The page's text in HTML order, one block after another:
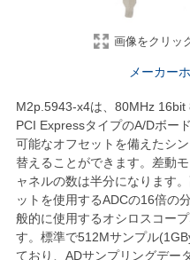
画像をクリッ
メーカー
M2p.5943-x4は、80MHz 16bit
PCI ExpressタイプのA/Dボー
可能なオフセットを備えたシ
替えることができます。差動
ャネルの数は半分になります
ットを使用するADCの16倍の
般的に使用するオシロスコー
す。標準で512Mサンプル
ており、ADサンプリングデー